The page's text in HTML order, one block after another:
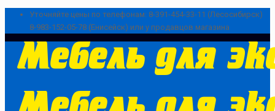
Уточняйте цены по телефонам: 8-391-454-33-11 (Лесосибирск)
8-983-152-05-78 (Енисейск) или у продавцов магазина